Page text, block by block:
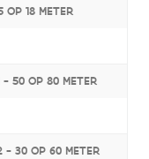
18 METER
- 50 OP 80 METER
- 30 OP 60 METER